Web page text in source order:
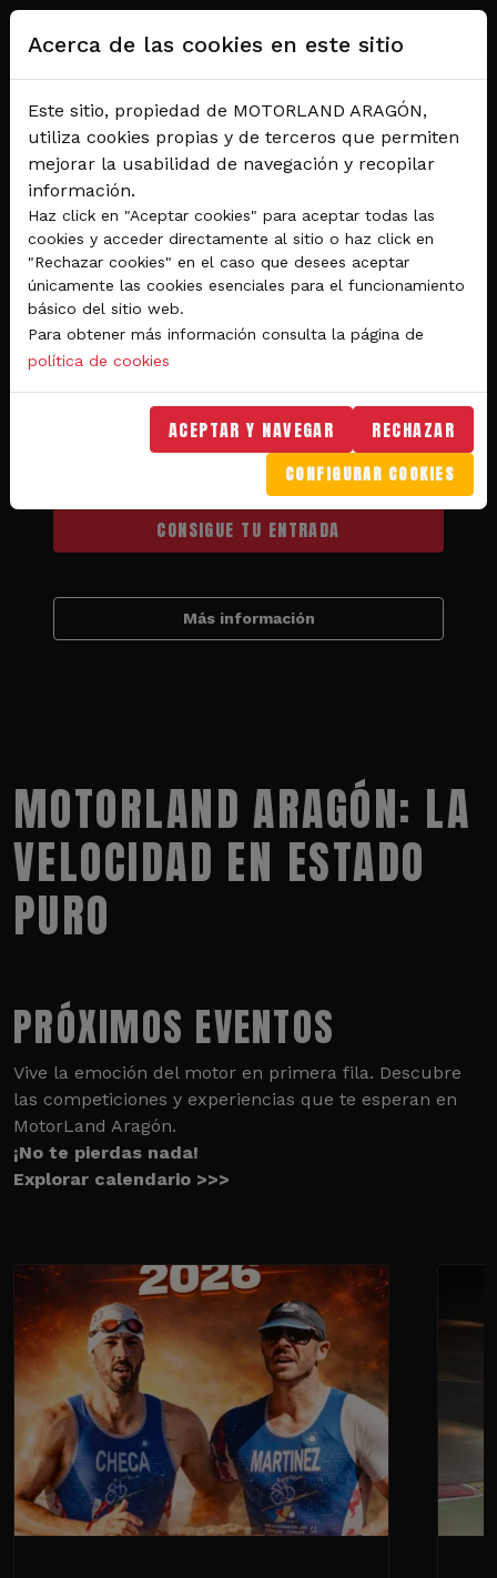
Pasar al contenido principal
Del 28 al 30 de agosto 2026
Circuito de velocidad
GRAN PREMIO
MICHELIN® DE ARAGÓN
DE MOTOGP™ 2026
CONSIGUE TU ENTRADA
Más información
MOTORLAND ARAGÓN: LA
VELOCIDAD EN ESTADO
PURO
PRÓXIMOS EVENTOS
Vive la emoción del motor en primera fila. Descubre
las competiciones y experiencias que te esperan en
MotorLand Aragón.
¡No te pierdas nada!
Explorar calendario >>>
Acerca de las cookies en este sitio
Este sitio, propiedad de MOTORLAND ARAGÓN,
utiliza cookies propias y de terceros que permiten
mejorar la usabilidad de navegación y recopilar
información.
Haz click en "Aceptar cookies" para aceptar todas las
cookies y acceder directamente al sitio o haz click en
"Rechazar cookies" en el caso que desees aceptar
únicamente las cookies esenciales para el funcionamiento
básico del sitio web.
Para obtener más información consulta la página de
política de cookies
ACEPTAR Y NAVEGAR RECHAZAR
CONFIGURAR COOKIES